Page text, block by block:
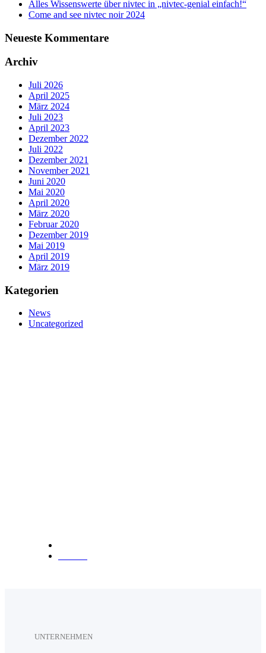
Alles Wissenswerte über nivtec in „nivtec-genial einfach!“
Come and see nivtec noir 2024
Neueste Kommentare
Archiv
Juli 2026
April 2025
März 2024
Juli 2023
April 2023
Dezember 2022
Juli 2022
Dezember 2021
November 2021
Juni 2020
Mai 2020
April 2020
März 2020
Februar 2020
Dezember 2019
Mai 2019
April 2019
März 2019
Kategorien
News
Uncategorized
UNTERNEHMEN